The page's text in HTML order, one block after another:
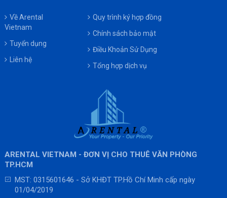
Về Arental
Vietnam
Tuyển dụng
Liên hệ
Quy trình ký hợp đồng
Chính sách bảo mật
Điều Khoản Sử Dụng
Tổng hợp dịch vụ
ARENTAL VIETNAM - ĐƠN VỊ CHO THUÊ VĂN PHÒNG
TP.HCM
MST: 0315601646 - Sở KHĐT TP.Hồ Chí Minh cấp ngày
01/04/2019